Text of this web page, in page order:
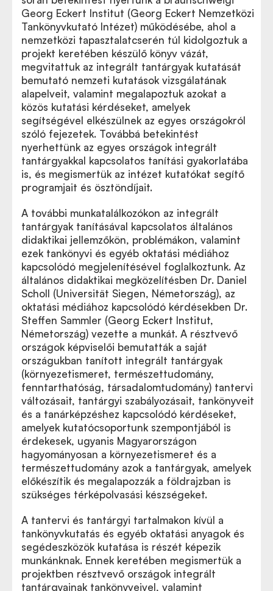
Georg Eckert Institut (Georg Eckert Nemzetközi
Tankönyvkutató Intézet) működésébe, ahol a
nemzetközi tapasztalatcserén túl kidolgoztuk a
projekt keretében készülő könyv vázát,
megvitattuk az integrált tantárgyak kutatását
bemutató nemzeti kutatások vizsgálatának
alapelveit, valamint megalapoztuk azokat a
közös kutatási kérdéseket, amelyek
segítségével elkészülnek az egyes országokról
szóló fejezetek. Továbbá betekintést
nyerhettünk az egyes országok integrált
tantárgyakkal kapcsolatos tanítási gyakorlatába
is, és megismertük az intézet kutatókat segítő
programjait és ösztöndíjait.
A további munkatalálkozókon az integrált
tantárgyak tanításával kapcsolatos általános
didaktikai jellemzőkön, problémákon, valamint
ezek tankönyvi és egyéb oktatási médiához
kapcsolódó megjelenítésével foglalkoztunk. Az
általános didaktikai megközelítésben Dr. Daniel
Scholl (Universität Siegen, Németország), az
oktatási médiához kapcsolódó kérdésekben Dr.
Steffen Sammler (Georg Eckert Institut,
Németország) vezette a munkát. A résztvevő
országok képviselői bemutatták a saját
országukban tanított integrált tantárgyak
(környezetismeret, természettudomány,
fenntarthatóság, társadalomtudomány) tantervi
változásait, tantárgyi szabályozásait, tankönyveit
és a tanárképzéshez kapcsolódó kérdéseket,
amelyek kutatócsoportunk szempontjából is
érdekesek, ugyanis Magyarországon
hagyományosan a környezetismeret és a
természettudomány azok a tantárgyak, amelyek
előkészítik és megalapozzák a földrajzban is
szükséges térképolvasási készségeket.
A tantervi és tantárgyi tartalmakon kívül a
tankönyvkutatás és egyéb oktatási anyagok és
segédeszközök kutatása is részét képezik
munkánknak. Ennek keretében megismertük a
projektben résztvevő országok integrált
tantárgyainak tankönyveivel, valamint